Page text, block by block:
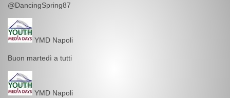
@DancingSpring87
YMD Napoli
Buon martedì a tutti
YMD Napoli